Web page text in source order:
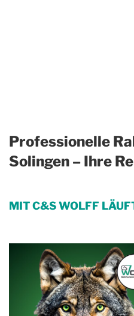
Professionelle
Solingen – Ihre
MIT C&S WOLFF